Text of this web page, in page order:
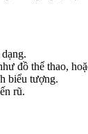
đồ thể thao,
biểu tượng.
rũ.